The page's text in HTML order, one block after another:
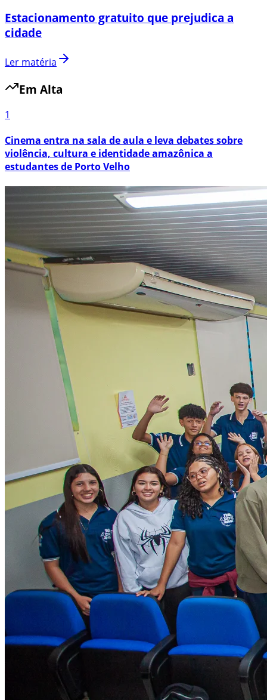
Estacionamento gratuito que prejudica a
cidade
Ler matéria
Em Alta
1
Cinema entra na sala de aula e leva debates sobre
violência, cultura e identidade amazônica a
estudantes de Porto Velho